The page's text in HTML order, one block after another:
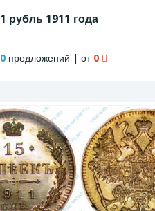
1 рубль 1911 года
0предложений | от 0